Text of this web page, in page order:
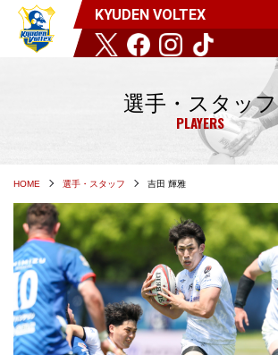
KYUDEN VOLTEX
選手・スタッフ
PLAYERS
HOME 選手・スタッフ 吉田 輝雅